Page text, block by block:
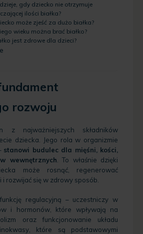
gdy dziecko nie otrzymuje
ilości białka?
może zjeść za dużo białka?
wieku można brać białko?
jest zdrowe dla dzieci?
rozwoju
z najważniejszych składników
dziecka. Jego rola w organizmie
stanowi budulec dla mięśni, kości,
wewnętrznych. To właśnie dzięki
może rosnąć, regenerować
i rozwijać się w zdrowy sposób.
regulacyjną – uczestniczy w
i hormonów, które wpływają na
oraz funkcjonowanie układu
które są podstawowymi